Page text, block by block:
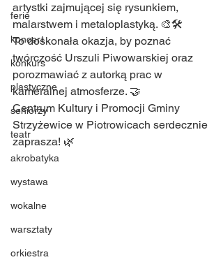
ferie
koncert
konkurs
plastyczne
seniorzy
teatr
akrobatyka
wystawa
wokalne
warsztaty
orkiestra
artystki zajmującej się rysunkiem,
malarstwem i metaloplastyką. 🎨🛠️
To doskonała okazja, by poznać
twórczość Urszuli Piwowarskiej oraz
porozmawiać z autorką prac w
kameralnej atmosferze. 🤝
Centrum Kultury i Promocji Gminy
Strzyżewice w Piotrowicach serdecznie
zaprasza! 🌿